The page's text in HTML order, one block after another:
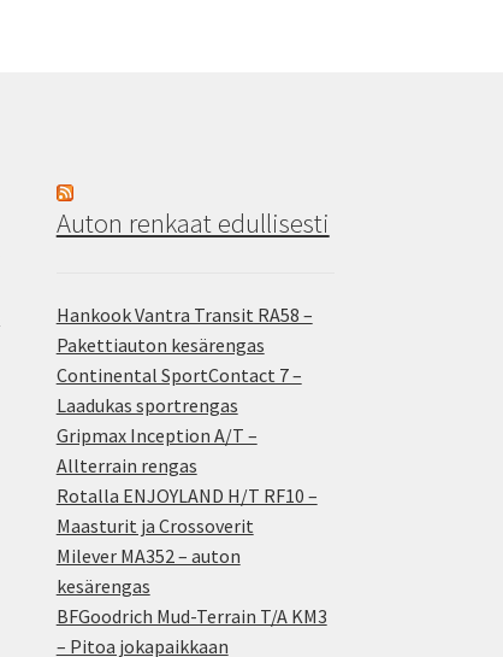
Auton renkaat edullisesti
Hankook Vantra Transit RA58 –
Pakettiauton kesärengas
Continental SportContact 7 –
Laadukas sportrengas
Gripmax Inception A/T –
Allterrain rengas
Rotalla ENJOYLAND H/T RF10 –
Maasturit ja Crossoverit
Milever MA352 – auton
kesärengas
BFGoodrich Mud-Terrain T/A KM3
– Pitoa jokapaikkaan